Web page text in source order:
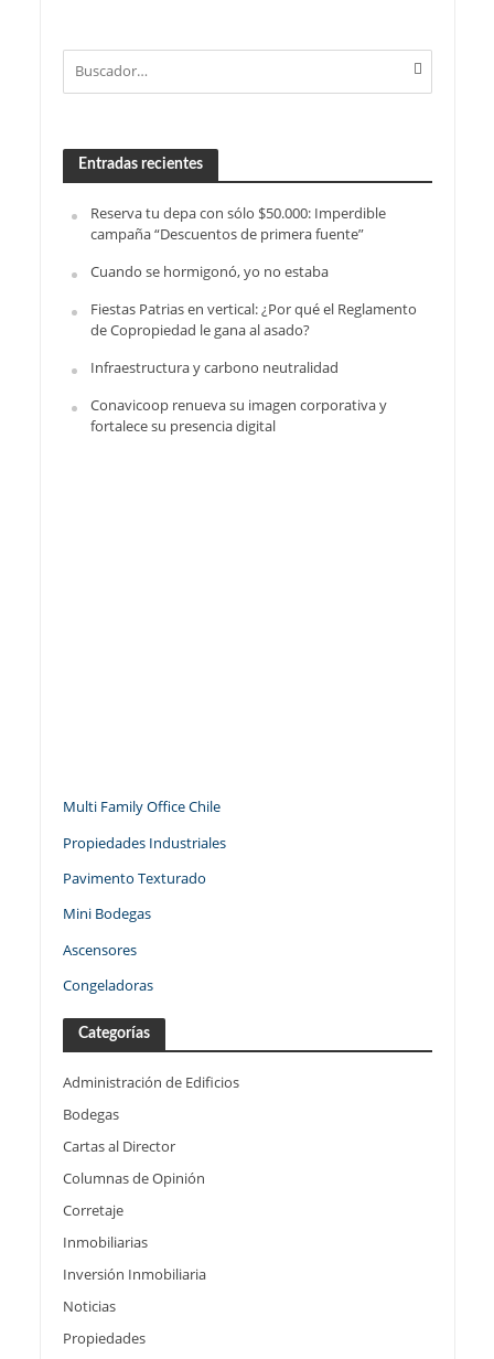
Entradas recientes
Reserva tu depa con sólo $50.000: Imperdible
campaña “Descuentos de primera fuente”
Cuando se hormigonó, yo no estaba
Fiestas Patrias en vertical: ¿Por qué el Reglamento
de Copropiedad le gana al asado?
Infraestructura y carbono neutralidad
Conavicoop renueva su imagen corporativa y
fortalece su presencia digital
Multi Family Office Chile
Propiedades Industriales
Pavimento Texturado
Mini Bodegas
Ascensores
Congeladoras
Categorías
Administración de Edificios
Bodegas
Cartas al Director
Columnas de Opinión
Corretaje
Inmobiliarias
Inversión Inmobiliaria
Noticias
Propiedades